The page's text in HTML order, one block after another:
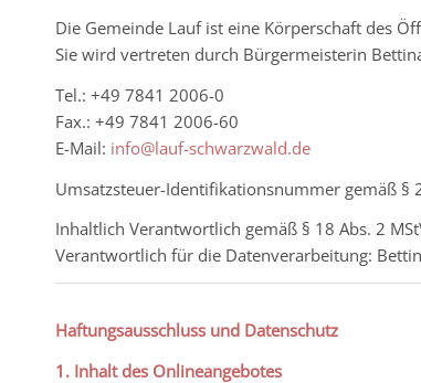
Die Gemeinde Lauf ist eine Körperschaft des
Sie wird vertreten durch Bürgermeisterin
Tel.: +49 7841 2006-0
Fax.: +49 7841 2006-60
E-Mail: info@lauf-schwarzwald.de
Umsatzsteuer-Identifikationsnummer gemäß §
Inhaltlich Verantwortlich gemäß § 18 Abs. 2
Verantwortlich für die Datenverarbeitung:
Haftungsausschluss und Datenschutz
1. Inhalt des Onlineangebotes